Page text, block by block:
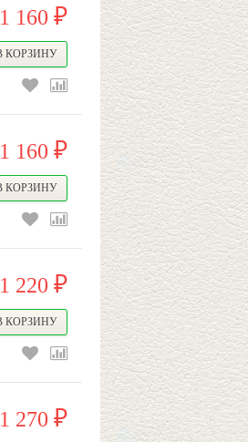
1 160 ₽
1 160 ₽
1 220 ₽
1 270 ₽